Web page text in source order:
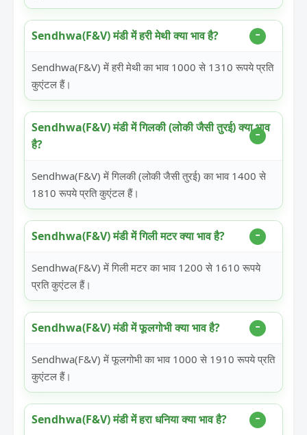
Sendhwa(F&V) मंडी में हरी मेथी क्या भाव है?
Sendhwa(F&V) में हरी मेथी का भाव 1000 से 1310 रूपये प्रति
कुएंटल हैं।
Sendhwa(F&V) मंडी में गिलकी (लोकी जैसी तुरई) क्या भाव
है?
Sendhwa(F&V) में गिलकी (लोकी जैसी तुरई) का भाव 1400 से
1810 रूपये प्रति कुएंटल हैं।
Sendhwa(F&V) मंडी में गिली मटर क्या भाव है?
Sendhwa(F&V) में गिली मटर का भाव 1200 से 1610 रूपये
प्रति कुएंटल हैं।
Sendhwa(F&V) मंडी में फूलगोभी क्या भाव है?
Sendhwa(F&V) में फूलगोभी का भाव 1000 से 1910 रूपये प्रति
कुएंटल हैं।
Sendhwa(F&V) मंडी में हरा धनिया क्या भाव है?